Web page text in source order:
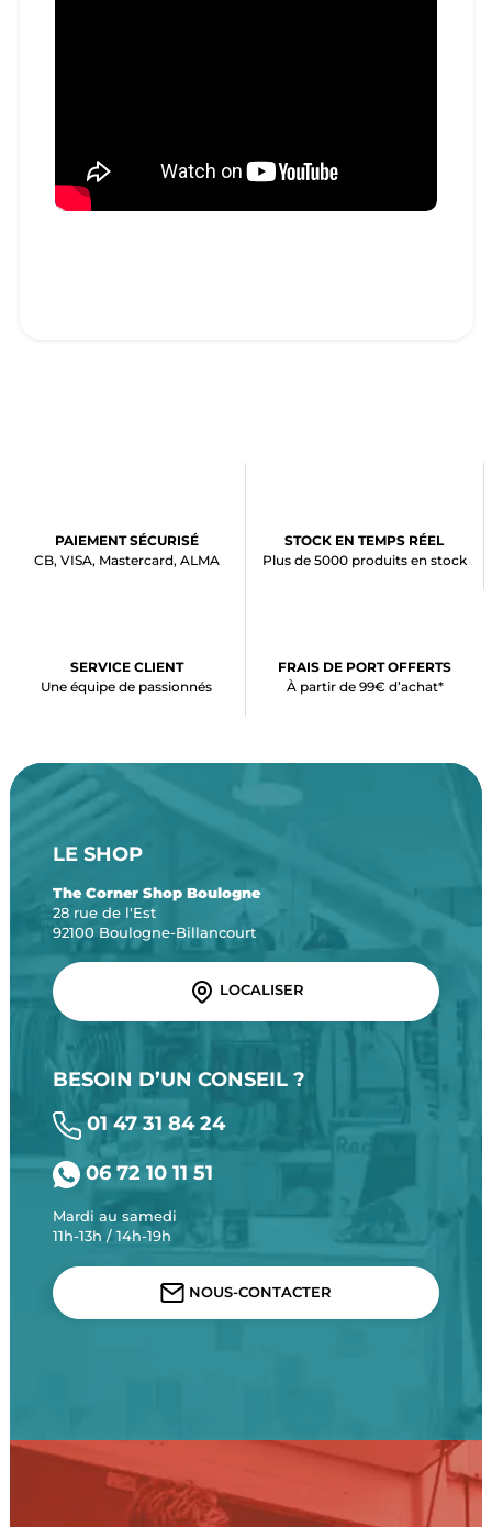
PAIEMENT SÉCURISÉ
CB, VISA, Mastercard, ALMA
STOCK EN TEMPS RÉEL
Plus de 5000 produits en stock
SERVICE CLIENT
Une équipe de passionnés
FRAIS DE PORT OFFERTS
À partir de 99€ d’achat*
LE SHOP
The Corner Shop Boulogne
28 rue de l'Est
92100 Boulogne-Billancourt
LOCALISER
BESOIN D’UN CONSEIL ?
01 47 31 84 24
06 72 10 11 51
Mardi au samedi
11h-13h / 14h-19h
NOUS-CONTACTER